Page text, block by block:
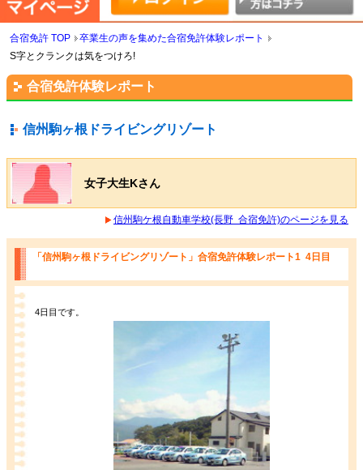
合宿免許 TOP
卒業生の声を集めた合宿免許体験レポート
S字とクランクは気をつけろ!
合宿免許体験レポート
信州駒ヶ根ドライビングリゾート
女子大生Kさん
信州駒ケ根自動車学校(長野 合宿免許)のページを見る
「信州駒ヶ根ドライビングリゾート」合宿免許体験レポート1 4日目
4日目です。